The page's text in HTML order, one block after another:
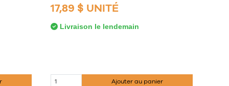
17,89 $ UNITÉ
Livraison le lendemain
Ajouter au panier